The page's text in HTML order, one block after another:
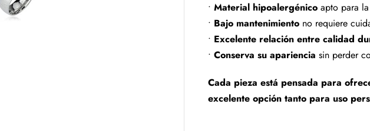
• Material hipoalergénicoapto para la
• Bajo mantenimientono requiere
• Excelente relación entre calidad
• Conserva su apariencia sin perder
Cada pieza está pensada para
excelente opción tanto para uso